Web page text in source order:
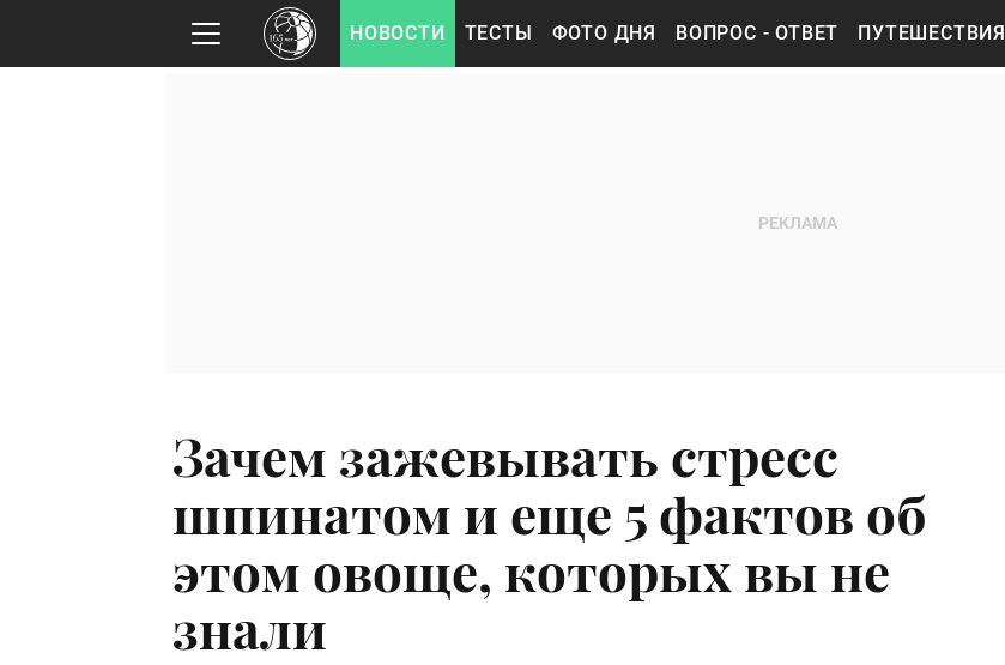
НОВОСТИ ТЕСТЫ ФОТО ДНЯ ВОПРОС - ОТВЕТ ПУТЕШЕСТВИЯ
Зачем зажевывать стресс
шпинатом и еще 5 фактов об
этом овоще, которых вы не
знали